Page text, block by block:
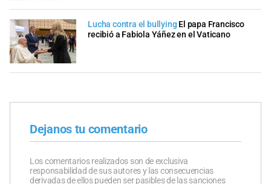
Lucha contra el bullying El papa Francisco
recibió a Fabiola Yáñez en el Vaticano
Dejanos tu comentario
Los comentarios realizados son de exclusiva
responsabilidad de sus autores y las consecuencias
derivadas de ellos pueden ser pasibles de las sanciones